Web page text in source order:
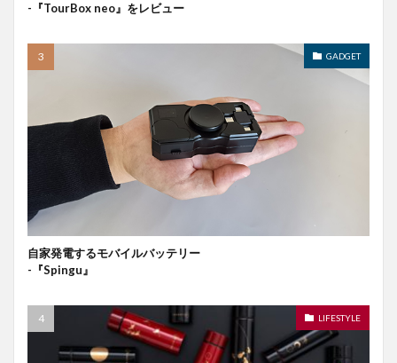
-『TourBox neo』をレビュー
GADGET
自家発電するモバイルバッテリー
-『Spingu』
LIFESTYLE